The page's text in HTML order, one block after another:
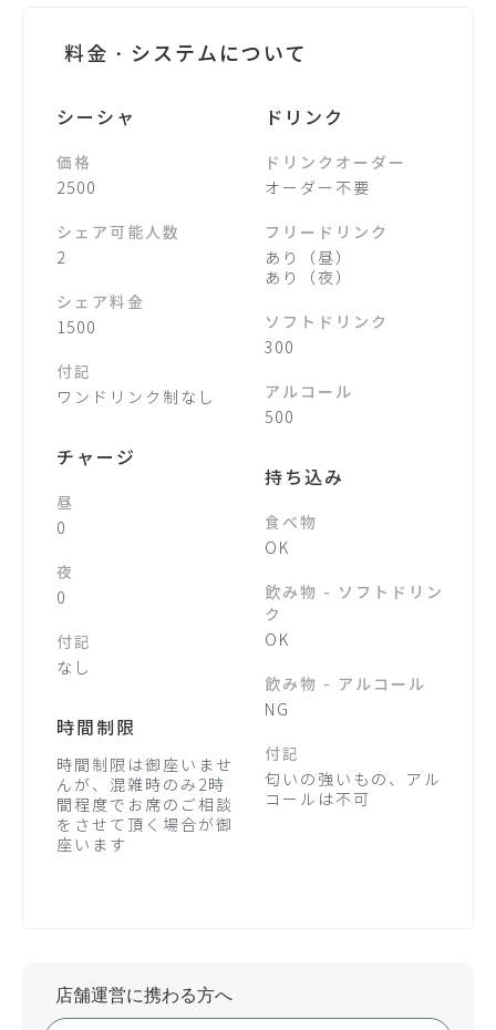
料金・システムについて
シーシャ
価格
2500
シェア可能人数
2
シェア料金
1500
付記
ワンドリンク制なし
チャージ
昼
0
夜
0
付記
なし
時間制限
時間制限は御座いませ
んが、混雑時のみ2時
間程度でお席のご相談
をさせて頂く場合が御
座います
ドリンク
ドリンクオーダー
オーダー不要
フリードリンク
あり（昼）
あり（夜）
ソフトドリンク
300
アルコール
500
持ち込み
食べ物
OK
飲み物 - ソフトドリン
ク
OK
飲み物 - アルコール
NG
付記
匂いの強いもの、アル
コールは不可
店舗運営に携わる方へ